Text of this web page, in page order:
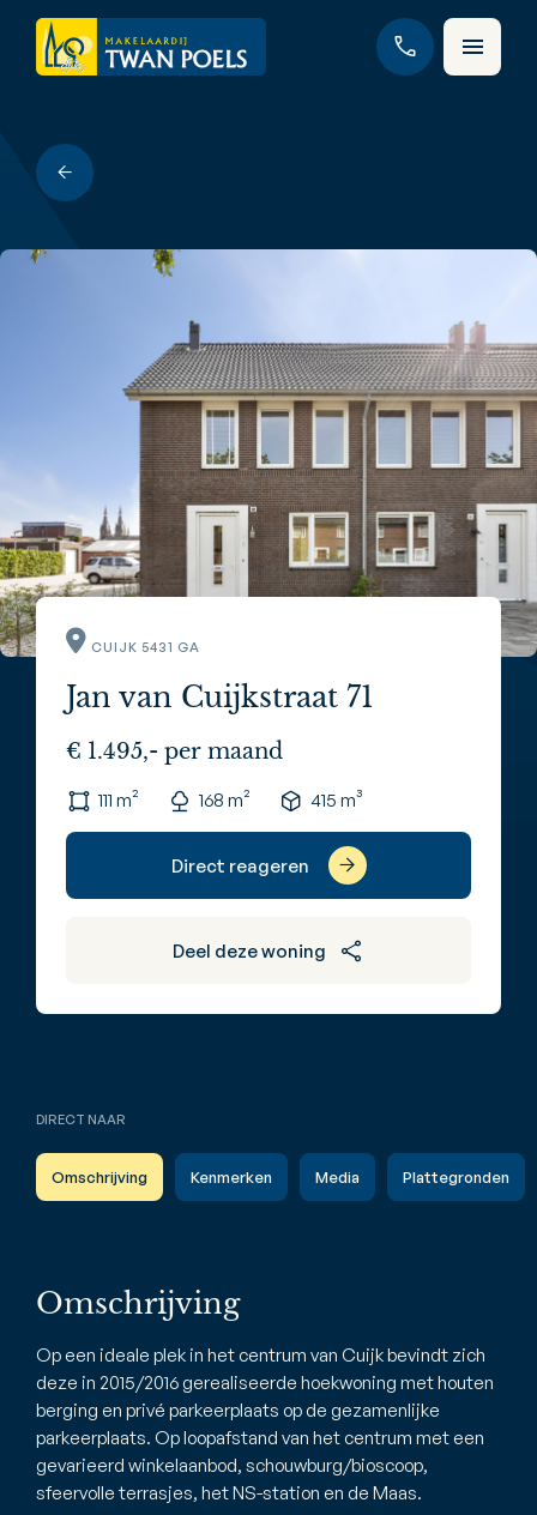
CUIJK 5431 GA
Jan van Cuijkstraat 71
€ 1.495,- per maand
111 m² 168 m² 415 m³
Direct reageren
Deel deze woning
DIRECT NAAR
Omschrijving Kenmerken Media Plattegronden
Omschrijving
Op een ideale plek in het centrum van Cuijk bevindt zich
deze in 2015/2016 gerealiseerde hoekwoning met houten
berging en privé parkeerplaats op de gezamenlijke
parkeerplaats. Op loopafstand van het centrum met een
gevarieerd winkelaanbod, schouwburg/bioscoop,
sfeervolle terrasjes, het NS-station en de Maas.